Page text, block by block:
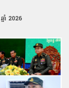
នាំ 2026